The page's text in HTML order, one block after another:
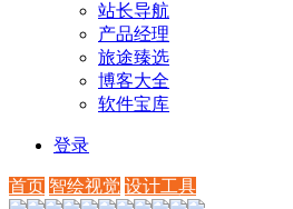
站长导航
产品经理
旅途臻选
博客大全
软件宝库
登录
首页 智绘视觉 设计工具